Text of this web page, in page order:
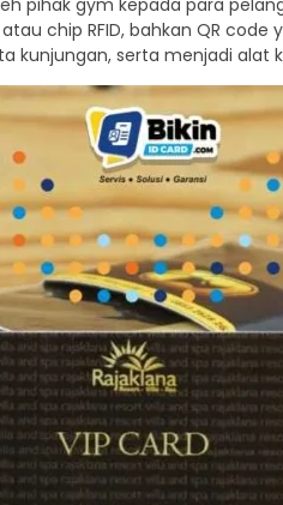
pihak gym kepada para
chip RFID, bahkan QR
kunjungan, serta menjadi